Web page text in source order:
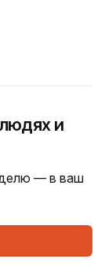
и
— в ваш